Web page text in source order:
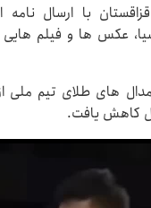
با ارسال نامه
عکس ها و فیلم
های طلای تیم ملی
کاهش یافت.